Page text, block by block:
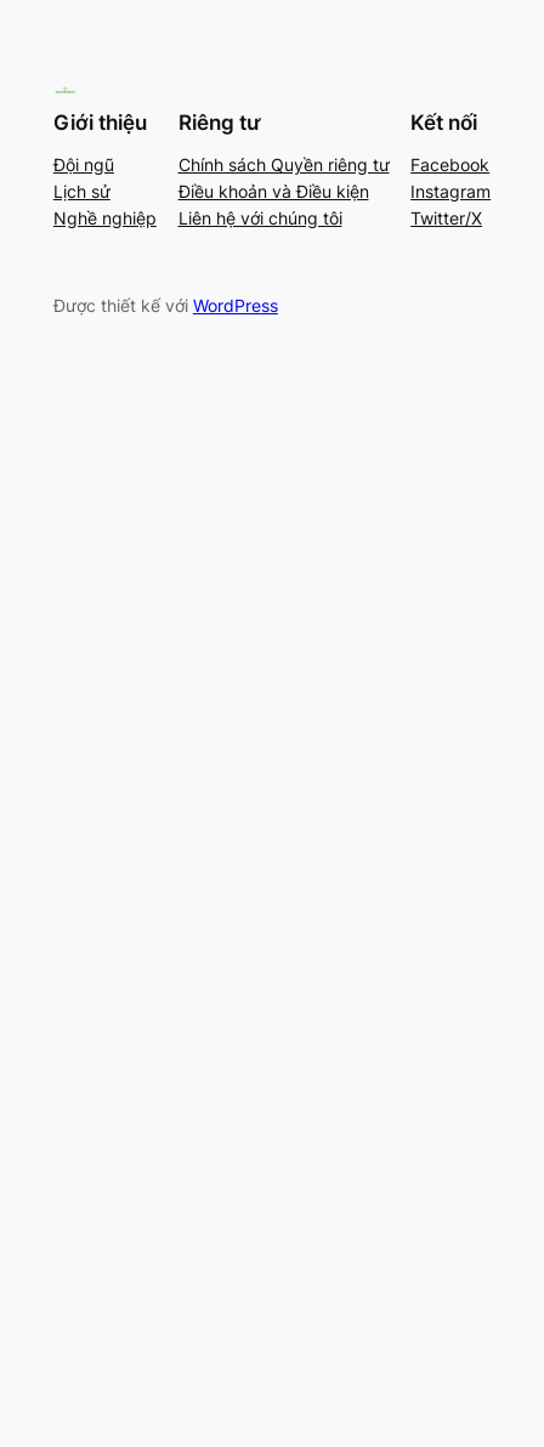
Giới thiệu
Đội ngũ
Lịch sử
Nghề nghiệp
Riêng tư
Chính sách Quyền riêng tư
Điều khoản và Điều kiện
Liên hệ với chúng tôi
Kết nối
Facebook
Instagram
Twitter/X
Được thiết kế với WordPress